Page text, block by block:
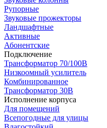
Рупорные
Звуковые прожекторы
Ландшафтные
Активные
Абонентские
Подключение
Трансформатор 70/100В
Низкоомный усилитель
Комбинированное
Трансформатор 30В
Исполнение корпуса
Для помещений
Всепогодные для улицы